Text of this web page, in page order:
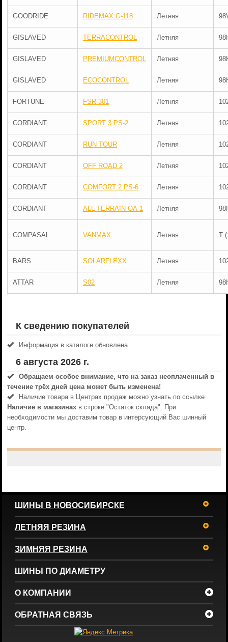
GOODRIDE RIDEMAX G-118 Летняя
GISLAVED TERRACONTROL Летняя
GISLAVED PREMIUMCONTROL Летняя
GISLAVED ECOCONTROL Летняя
FORTUNE FSR-301 Летняя
CORDIANT SPORT 3 PS-2 Летняя
CORDIANT RUN TOUR Летняя
CORDIANT OFF ROAD 2 Летняя
CORDIANT COMFORT 2 PS-6 Летняя
CORDIANT ALL TERRAIN OA-1 Летняя
COMPASAL VANMAX Летняя T
BARS SOLARFLEXX Летняя
ATTAR S02 Летняя
К сведению покупателей
Информация в каталоге обновлена
6 августа 2026 г.
Обращаем особое внимание, что на заказ неоплаченный в
течениe трёх дней цена может быть изменена!
Наличие товара в Центрах продаж можно узнать по ссылке
Наличие в магазинахв строке "Остаток склада". При
необходимости мы доставим товар в интерсующий Вас шинный
центр.
ШИНЫ В НОВОСИБИРСКЕ
ЛЕТНЯЯ РЕЗИНА
ЗИМНЯЯ РЕЗИНА
ШИНЫ ПО ДИАМЕТРУ
О КОМПАНИИ
ОБРАТНАЯ СВЯЗЬ